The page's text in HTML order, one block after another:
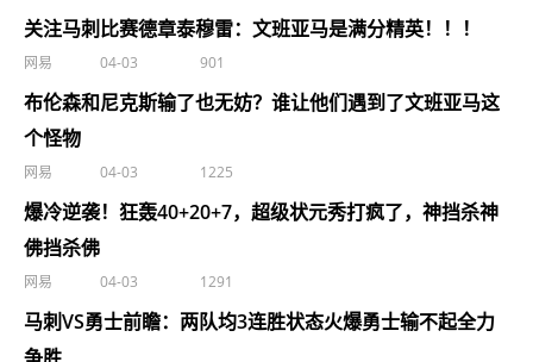
关注马刺比赛德章泰穆雷：文班亚马是满分精英！！！
网易 04-03 901
布伦森和尼克斯输了也无妨？谁让他们遇到了文班亚马这
个怪物
网易 04-03 1225
爆冷逆袭！狂轰40+20+7，超级状元秀打疯了，神挡杀神
佛挡杀佛
网易 04-03 1291
马刺VS勇士前瞻：两队均3连胜状态火爆勇士输不起全力